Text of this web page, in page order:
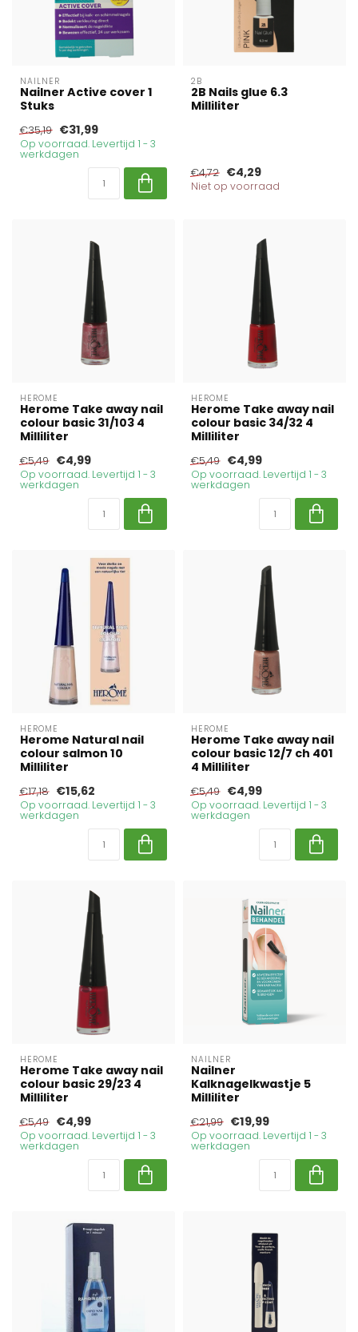
NAILNER
Nailner Active cover 1
Stuks
€35,19 €31,99
Op voorraad. Levertijd 1 - 3
werkdagen
2B
2B Nails glue 6.3
Milliliter
€4,72 €4,29
Niet op voorraad
HEROME
Herome Take away nail
colour basic 31/103 4
Milliliter
€5,49 €4,99
Op voorraad. Levertijd 1 - 3
werkdagen
HEROME
Herome Take away nail
colour basic 34/32 4
Milliliter
€5,49 €4,99
Op voorraad. Levertijd 1 - 3
werkdagen
HEROME
Herome Natural nail
colour salmon 10
Milliliter
€17,18 €15,62
Op voorraad. Levertijd 1 - 3
werkdagen
HEROME
Herome Take away nail
colour basic 12/7 ch 401
4 Milliliter
€5,49 €4,99
Op voorraad. Levertijd 1 - 3
werkdagen
HEROME
Herome Take away nail
colour basic 29/23 4
Milliliter
€5,49 €4,99
Op voorraad. Levertijd 1 - 3
werkdagen
NAILNER
Nailner
Kalknagelkwastje 5
Milliliter
€21,99 €19,99
Op voorraad. Levertijd 1 - 3
werkdagen